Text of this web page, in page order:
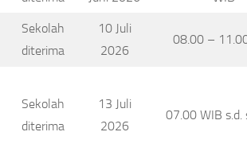
Sekolah
diterima
10 Juli
2026
08.00 –
Sekolah
diterima
13 Juli
2026
07.00 WIB s.d.